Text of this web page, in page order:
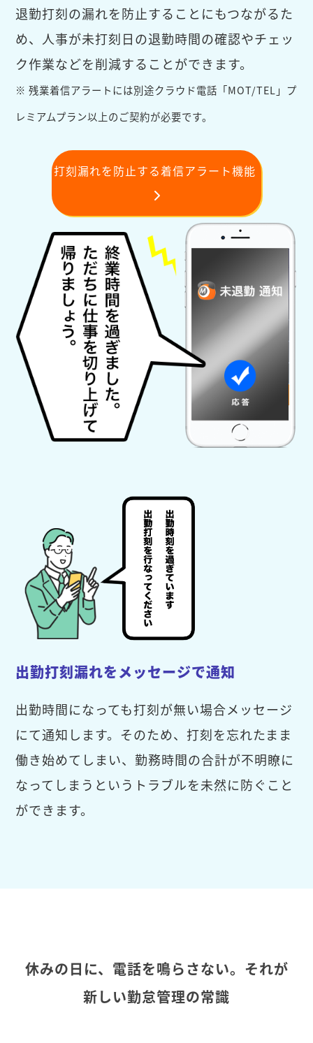
退勤打刻の漏れを防止することにもつながるた
め、人事が未打刻日の退勤時間の確認やチェッ
ク作業などを削減することができます。
※ 残業着信アラートには別途クラウド電話「MOT/TEL」プ
レミアムプラン以上のご契約が必要です。
打刻漏れを防止する着信アラート機能
出勤打刻漏れをメッセージで通知
出勤時間になっても打刻が無い場合メッセージ
にて通知します。そのため、打刻を忘れたまま
働き始めてしまい、勤務時間の合計が不明瞭に
なってしまうというトラブルを未然に防ぐこと
ができます。
休みの日に、電話を鳴らさない。それが
新しい勤怠管理の常識